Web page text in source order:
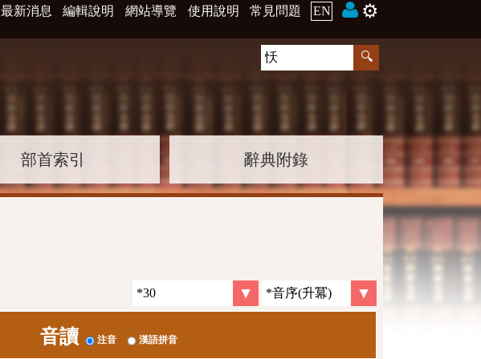
最新消息 編輯說明 網站導覽 使用說明 常見問題 EN ⚙️
部首索引 辭典附錄
音讀 注音 漢語拼音